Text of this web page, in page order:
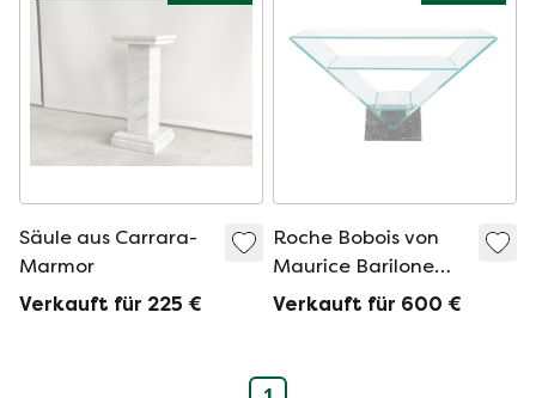
Säule aus Carrara-
Marmor
Verkauft für 225 €
Roche Bobois von
Maurice Barilone
Vintage Victoire
Verkauft für 600 €